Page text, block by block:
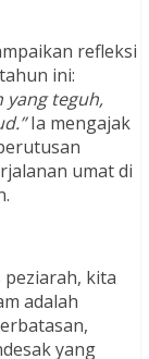
refleksi
ini:
yang teguh,
Ia mengajak
umat di
kita
adalah
yang